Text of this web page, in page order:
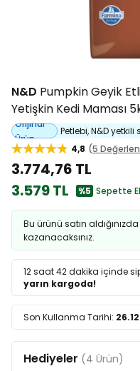
N&D Pumpkin Geyik
Yetişkin Kedi Maması
Orijinal
Ürün
Petlebi, N&D yetkili
4,8
5
3.774,76 TL
3.579 TL
%5 Sepette
Bu ürünü satın aldığınızda
kazanacaksınız.
12 saat 42 dakika içinde
yarın kargoda!
Son Kullanma Tarihi:
Hediyeler (4 Ürün)